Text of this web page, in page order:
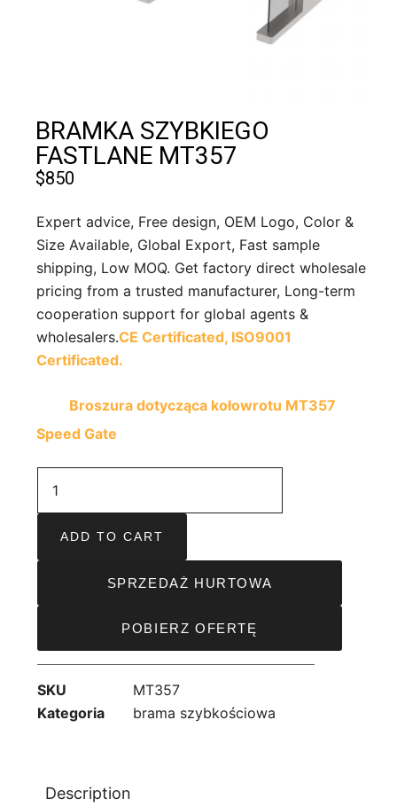
BRAMKA SZYBKIEGO
FASTLANE MT357
$850
Expert advice, Free design, OEM Logo, Color &
Size Available, Global Export, Fast sample
shipping, Low MOQ. Get factory direct wholesale
pricing from a trusted manufacturer, Long-term
cooperation support for global agents &
wholesalers.CE Certificated, ISO9001
Certificated.
Broszura dotycząca kołowrotu MT357
Speed Gate
ADD TO CART
SPRZEDAŻ HURTOWA
POBIERZ OFERTĘ
SKU
MT357
Kategoria
brama szybkościowa
Description